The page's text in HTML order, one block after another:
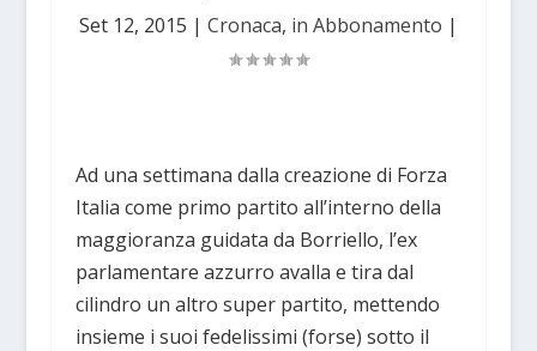
Set 12, 2015 | Cronaca, in Abbonamento |
Ad una settimana dalla creazione di Forza
Italia come primo partito all’interno della
maggioranza guidata da Borriello, l’ex
parlamentare azzurro avalla e tira dal
cilindro un altro super partito, mettendo
insieme i suoi fedelissimi (forse) sotto il